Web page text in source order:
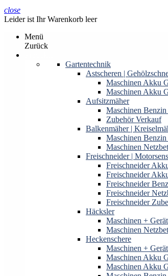
close
Leider ist Ihr Warenkorb leer
Menü
Zurück
Gartentechnik
Astscheren |
Maschinen Akku
Maschinen Akku
Aufsitzmäher
Maschinen
Zubehör Verkauf
Balkenmäher |
Maschinen
Maschinen
Freischneider |
Freischneider
Freischneider
Freischneider
Freischneider
Freischneider
Häcksler
Maschinen +
Maschinen
Heckenschere
Maschinen +
Maschinen Akku
Maschinen Akku